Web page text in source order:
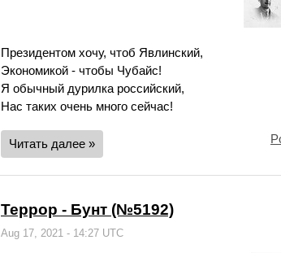
Президентом хочу, чтоб Явлинский,
Экономикой - чтобы Чубайс!
Я обычный дурилка российский,
Нас таких очень много сейчас!
Читать далее »
Террор - Бунт (№5192)
Aug 17, 2021 - 14:27 UTC